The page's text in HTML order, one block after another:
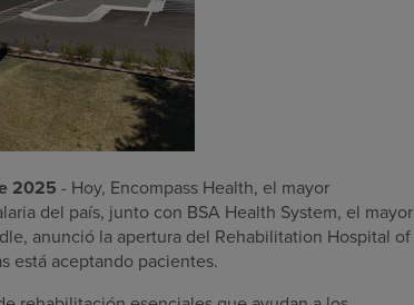
2025 - Hoy, Encompass Health, el mayor
del país, junto con BSA Health System, el mayor
anunció la apertura del Rehabilitation Hospital of
está aceptando pacientes.